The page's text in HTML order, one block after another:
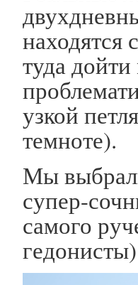
находятся
туда
узкой
темноте).
Мы
супер-
самого